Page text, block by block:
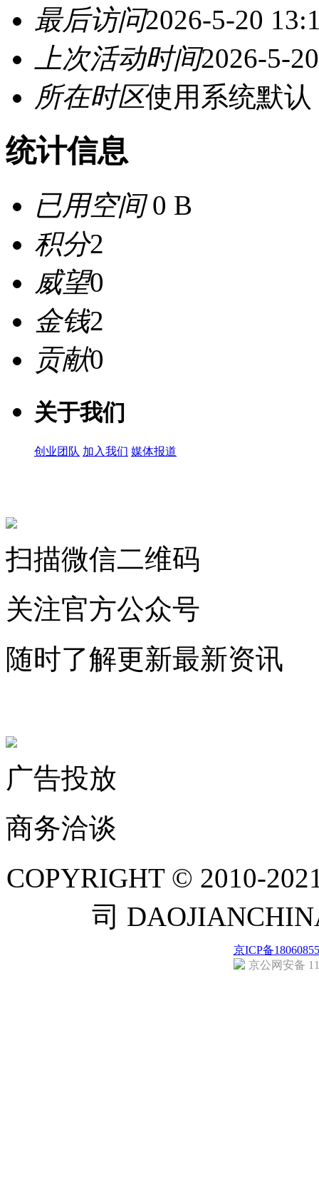
最后访问2026-5-20
上次活动时间2026-5-
所在时区使用系统默认
统计信息
已用空间0 B
积分2
威望0
金钱2
贡献0
关于我们
创业团队 加入我们 媒体报道
扫描微信二维码
关注官方公众号
随时了解更新最新资讯
广告投放
商务洽谈
COPYRIGHT © 2010-
司
京ICP备
京公网安备